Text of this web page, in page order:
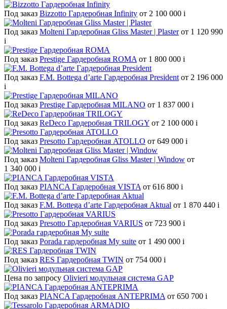
Под заказ Bizzotto Гардеробная Infinity от 2 100 000 i
Под заказ Molteni Гардеробная Gliss Master | Plaster от 1 120 990
i
Под заказ Prestige Гардеробная ROMA от 1 800 000 i
Под заказ F.M. Bottega d’arte Гардеробная President от 2 196 000
i
Под заказ Prestige Гардеробная MILANO от 1 837 000 i
Под заказ ReDeco Гардеробная TRILOGY от 2 100 000 i
Под заказ Presotto Гардеробная ATOLLO от 649 000 i
Под заказ Molteni Гардеробная Gliss Master | Window от
1 340 000 i
Под заказ PIANCA Гардеробная VISTA от 616 800 i
Под заказ F.M. Bottega d’arte Гардеробная Aktual от 1 870 440 i
Под заказ Presotto Гардеробная VARIUS от 723 900 i
Под заказ Porada гардеробная My suite от 1 490 000 i
Под заказ RES Гардеробная TWIN от 754 000 i
Цена по запросу Olivieri модульная система GAP
Под заказ PIANCA Гардеробная ANTEPRIMA от 650 700 i